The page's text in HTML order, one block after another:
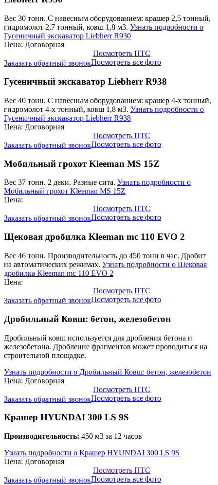
Вес 30 тонн. С навесным оборудованием: крашер 2,5 тонный,
гидромолот 2,7 тонный, ковш 1,8 м3. Узнать подробности о
Гусеничный экскаватор Liebherr R930
Цена: Договорная
Заказать обратный звонок
Посмотреть ПТС
Посмотреть все фото
Гусеничный экскаватор Liebherr R938
Вес 40 тонн. С навесным оборудованием: крашер 4-х тонный,
гидромолот 4-х тонный, ковш 1,8 м3. Узнать подробности о
Гусеничный экскаватор Liebherr R938
Цена: Договорная
Заказать обратный звонок
Посмотреть ПТС
Посмотреть все фото
Мобильный грохот Kleeman MS 15Z
Вес 37 тонн. 2 деки. Разные сита. Узнать подробности о
Мобильный грохот Kleeman MS 15Z
Цена:
Заказать обратный звонок
Посмотреть ПТС
Посмотреть все фото
Щековая дробилка Kleeman mc 110 EVO 2
Вес 46 тонн. Производительность до 450 тонн в час. Дробит
на автоматических режимах. Узнать подробности о Щековая
дробилка Kleeman mc 110 EVO 2
Цена:
Заказать обратный звонок
Посмотреть ПТС
Посмотреть все фото
Дробильный Ковш: бетон, железобетон
Дробильный ковш используется для дробления бетона и
железобетона. Дробление фрагментов может проводиться на
строительной площадке.
Узнать подробности о Дробильный Ковш: бетон, железобетон
Цена: Договорная
Заказать обратный звонок
Посмотреть ПТС
Посмотреть все фото
Крашер HYUNDAI 300 LS 9S
Производительность: 450 м3 за 12 часов
Узнать подробности о Крашер HYUNDAI 300 LS 9S
Цена: Договорная
Заказать обратный звонок
Посмотреть ПТС
Посмотреть все фото